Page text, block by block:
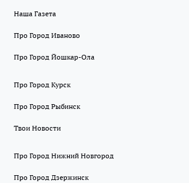
Наша Газета
Про Город Иваново
Про Город Йошкар-Ола
Про Город Курск
Про Город Рыбинск
Твои Новости
Про Город Нижний Новгород
Про Город Дзержинск